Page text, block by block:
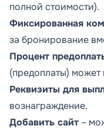
полной стоимости).
Фиксированная
за бронирование
Процент
(предоплаты) может
Реквизиты для
вознаграждение.
Добавить сайт –